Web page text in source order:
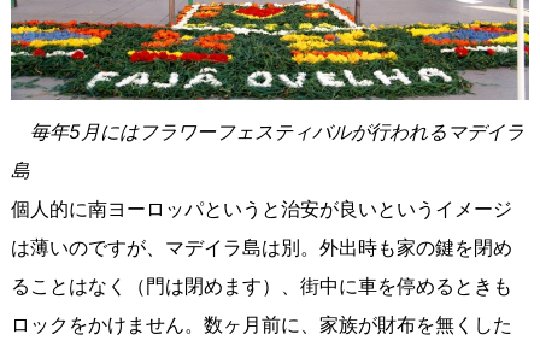
毎年5月にはフラワーフェスティバルが行われるマデイラ
島
個人的に南ヨーロッパというと治安が良いというイメージ
は薄いのですが、マデイラ島は別。外出時も家の鍵を閉め
ることはなく（門は閉めます）、街中に車を停めるときも
ロックをかけません。数ヶ月前に、家族が財布を無くした